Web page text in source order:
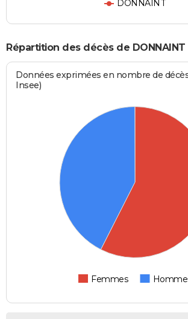
DONNAINT
Répartition des décès de
Données exprimées en nombre de
Insee)
Femmes